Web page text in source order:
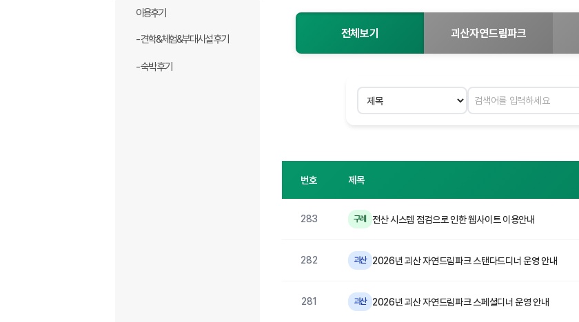
이용후기
- 견학&체험&부대시설 후기
- 숙박 후기
전체보기 괴산자연드림파크
검색 분야
검색어 입력
번호 제목
283 구례 전산 시스템 점검으로 인한 웹사이트 이용안내
282 괴산 2026년 괴산 자연드림파크 스탠다드디너 운영 안내
281 괴산 2026년 괴산 자연드림파크 스페셜디너 운영 안내